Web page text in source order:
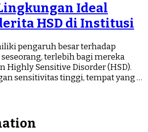
Ideal
HSD di Institusi
pengaruh besar terhadap
terlebih bagi mereka
Highly Sensitive Disorder (HSD).
sensitivitas tinggi, tempat yang …